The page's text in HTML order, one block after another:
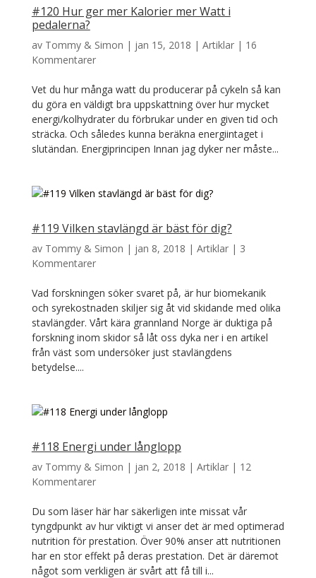
#120 Hur ger mer Kalorier mer Watt i
pedalerna?
av Tommy & Simon | jan 15, 2018 | Artiklar| 16
Kommentarer
Vet du hur många watt du producerar på cykeln så kan
du göra en väldigt bra uppskattning över hur mycket
energi/kolhydrater du förbrukar under en given tid och
sträcka. Och således kunna beräkna energiintaget i
slutändan. Energiprincipen Innan jag dyker ner måste...
#119 Vilken stavlängd är bäst för dig?
av Tommy & Simon | jan 8, 2018 | Artiklar| 3
Kommentarer
Vad forskningen söker svaret på, är hur biomekanik
och syrekostnaden skiljer sig åt vid skidande med olika
stavlängder. Vårt kära grannland Norge är duktiga på
forskning inom skidor så låt oss dyka ner i en artikel
från väst som undersöker just stavlängdens
betydelse....
#118 Energi under långlopp
av Tommy & Simon | jan 2, 2018 | Artiklar| 12
Kommentarer
Du som läser här har säkerligen inte missat vår
tyngdpunkt av hur viktigt vi anser det är med optimerad
nutrition för prestation. Över 90% anser att nutritionen
har en stor effekt på deras prestation. Det är däremot
något som verkligen är svårt att få till i...